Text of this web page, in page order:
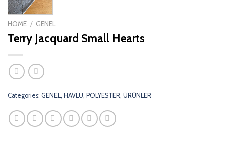
HOME / GENEL
Terry Jacquard Small Hearts
Categories: GENEL, HAVLU, POLYESTER, ÜRÜNLER